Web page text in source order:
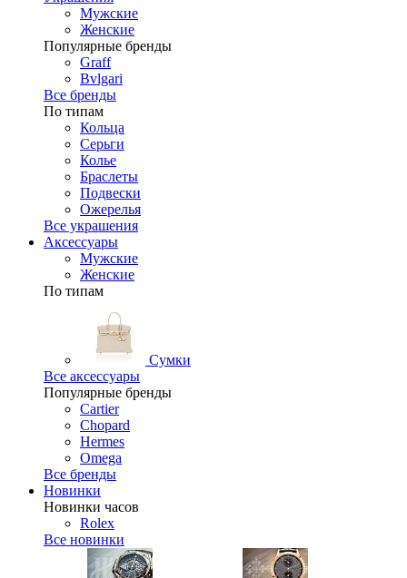
Мужские
Женские
Популярные бренды
Graff
Bvlgari
Все бренды
По типам
Кольца
Серьги
Колье
Браслеты
Подвески
Ожерелья
Все украшения
Аксессуары
Мужские
Женские
По типам
Сумки
Все аксессуары
Популярные бренды
Cartier
Chopard
Hermes
Omega
Все бренды
Новинки
Новинки часов
Rolex
Все новинки